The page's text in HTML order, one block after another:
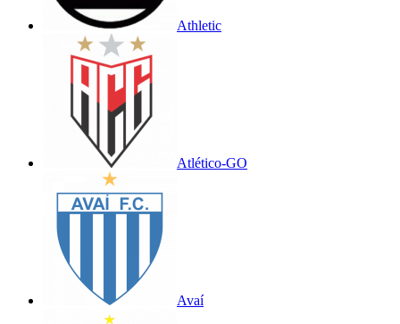
Athletic
Atlético-GO
Avaí